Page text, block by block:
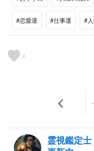
#恋愛運 #仕事運 #
4
霊視鑑定